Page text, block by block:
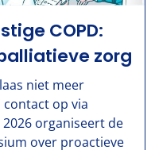
COPD:
zorg
niet meer
op via
organiseert de
over proactieve